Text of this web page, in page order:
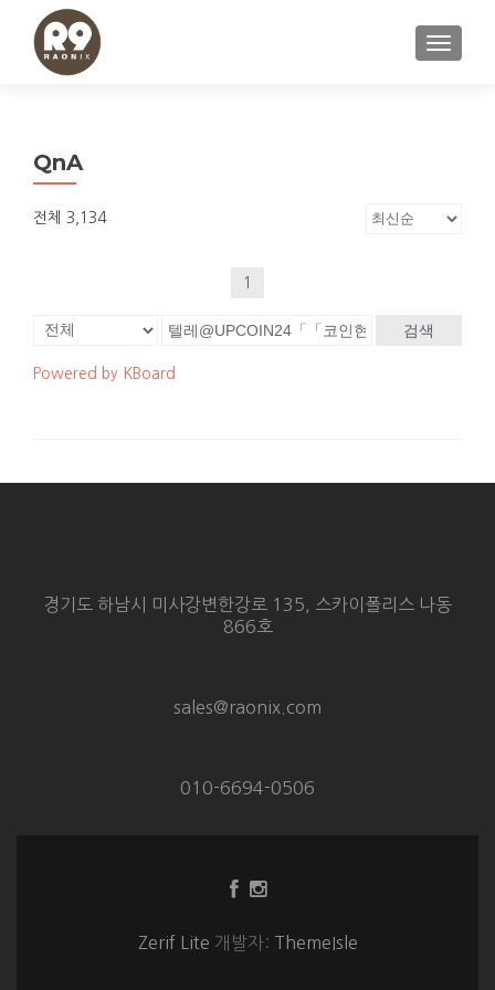
내비게
QnA
전체 3,134
1
검색
Powered by KBoard
경기도 하남시 미사강변한강로 135, 스카이폴리스 나동
866호
sales@raonix.com
010-6694-0506
Facebook
크
Instagram
크
Zerif Lite 개발자: ThemeIsle